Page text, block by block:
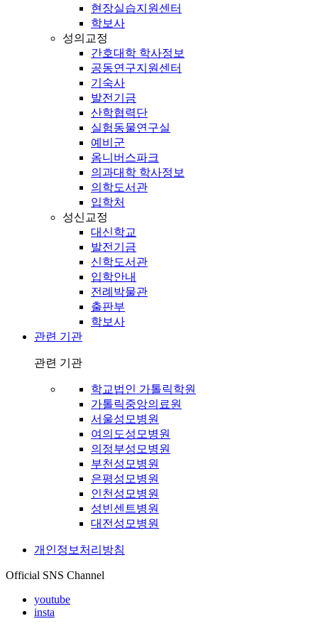
현장실습지원센터
학보사
성의교정
간호대학 학사정보
공동연구지원센터
기숙사
발전기금
산학협력단
실험동물연구실
예비군
옴니버스파크
의과대학 학사정보
의학도서관
입학처
성신교정
대신학교
발전기금
신학도서관
입학안내
전례박물관
출판부
학보사
관련 기관
관련 기관
학교법인 가톨릭학원
가톨릭중앙의료원
서울성모병원
여의도성모병원
의정부성모병원
부천성모병원
은평성모병원
인천성모병원
성빈센트병원
대전성모병원
개인정보처리방침
Official SNS Channel
youtube
insta